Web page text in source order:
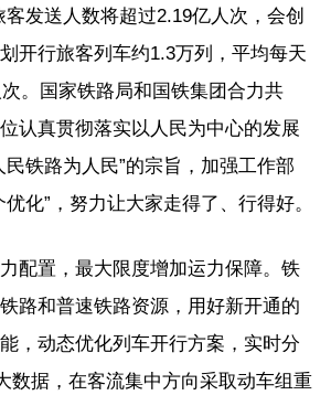
客发送人数将超过2.19亿人次，会创
开行旅客列车约1.3万列，平均每天
。国家铁路局和国铁集团合力共
认真贯彻落实以人民为中心的发展
民铁路为人民”的宗旨，加强工作部
化”，努力让大家走得了、行得好。
配置，最大限度增加运力保障。铁
路和普速铁路资源，用好新开通的
，动态优化列车开行方案，实时分
数据，在客流集中方向采取动车组重